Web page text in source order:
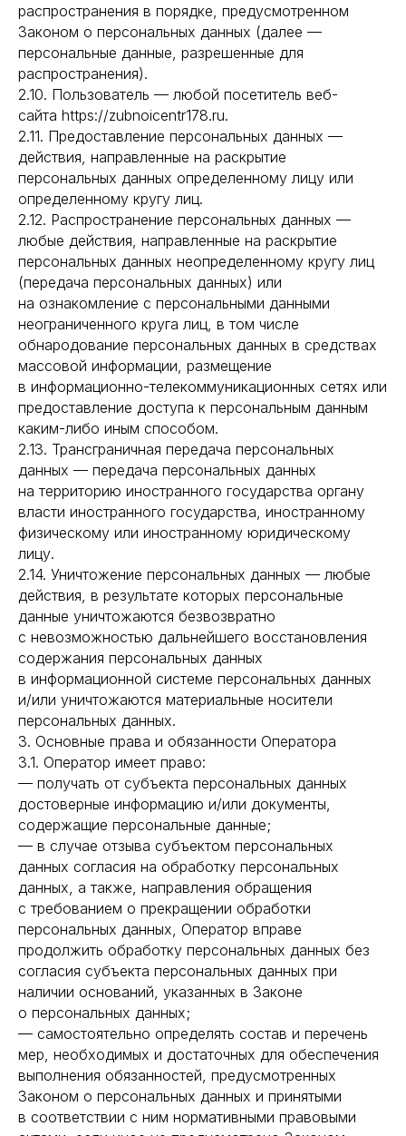
распространения в порядке, предусмотренном
Законом о персональных данных (далее —
персональные данные, разрешенные для
распространения).
2.10. Пользователь — любой посетитель веб-
сайта https://zubnoicentr178.ru.
2.11. Предоставление персональных данных —
действия, направленные на раскрытие
персональных данных определенному лицу или
определенному кругу лиц.
2.12. Распространение персональных данных —
любые действия, направленные на раскрытие
персональных данных неопределенному кругу лиц
(передача персональных данных) или
на ознакомление с персональными данными
неограниченного круга лиц, в том числе
обнародование персональных данных в средствах
массовой информации, размещение
в информационно-телекоммуникационных сетях или
предоставление доступа к персональным данным
каким-либо иным способом.
2.13. Трансграничная передача персональных
данных — передача персональных данных
на территорию иностранного государства органу
власти иностранного государства, иностранному
физическому или иностранному юридическому
лицу.
2.14. Уничтожение персональных данных — любые
действия, в результате которых персональные
данные уничтожаются безвозвратно
с невозможностью дальнейшего восстановления
содержания персональных данных
в информационной системе персональных данных
и/или уничтожаются материальные носители
персональных данных.
3. Основные права и обязанности Оператора
3.1. Оператор имеет право:
— получать от субъекта персональных данных
достоверные информацию и/или документы,
содержащие персональные данные;
— в случае отзыва субъектом персональных
данных согласия на обработку персональных
данных, а также, направления обращения
с требованием о прекращении обработки
персональных данных, Оператор вправе
продолжить обработку персональных данных без
согласия субъекта персональных данных при
наличии оснований, указанных в Законе
о персональных данных;
— самостоятельно определять состав и перечень
мер, необходимых и достаточных для обеспечения
выполнения обязанностей, предусмотренных
Законом о персональных данных и принятыми
в соответствии с ним нормативными правовыми